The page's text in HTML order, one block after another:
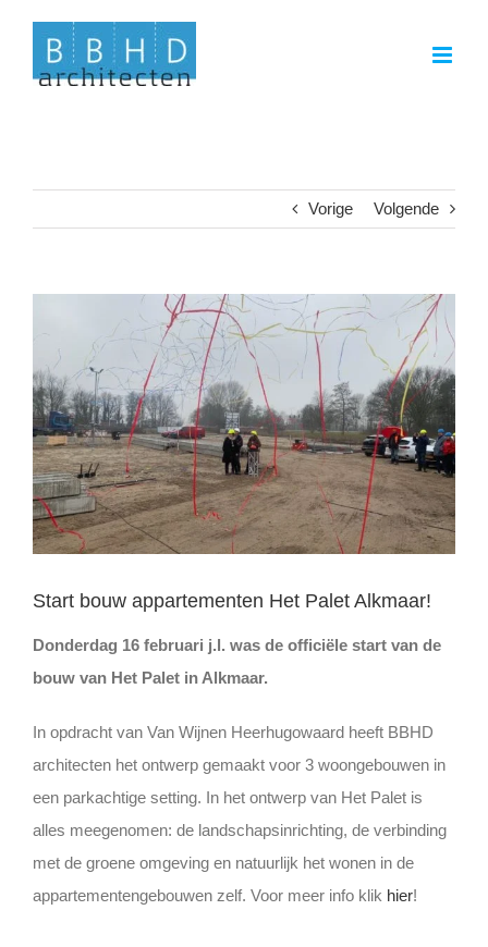
inhoud
Vorige Volgende
Start bouw appartementen Het Palet Alkmaar!
Donderdag 16 februari j.l. was de officiële start van de
bouw van Het Palet in Alkmaar.
In opdracht van Van Wijnen Heerhugowaard heeft BBHD
architecten het ontwerp gemaakt voor 3 woongebouwen in
een parkachtige setting. In het ontwerp van Het Palet is
alles meegenomen: de landschapsinrichting, de verbinding
met de groene omgeving en natuurlijk het wonen in de
appartementengebouwen zelf. Voor meer info klik hier!